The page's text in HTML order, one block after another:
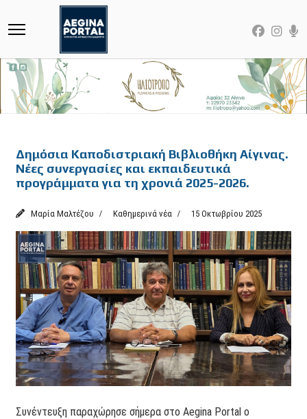
Δημόσια Καποδιστριακή Βιβλιοθήκη Αίγινας.
Νέες συνεργασίες και εκπαιδευτικά
προγράμματα για τη χρονιά 2025-2026.
Μαρία Μαλτέζου Καθημερινά νέα 15 Οκτωβρίου 2025
Συνέντευξη παραχώρησε σήμερα στο Aegina Portal ο